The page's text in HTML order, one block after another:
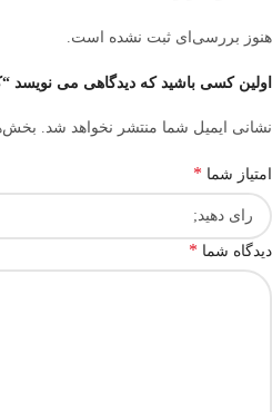
هنوز بررسی‌ای ثبت نشده است.
اولین کسی باشید که دیدگاهی می نویسد
نشانی ایمیل شما منتشر نخواهد شد.
امتیاز شما *
دیدگاه شما *